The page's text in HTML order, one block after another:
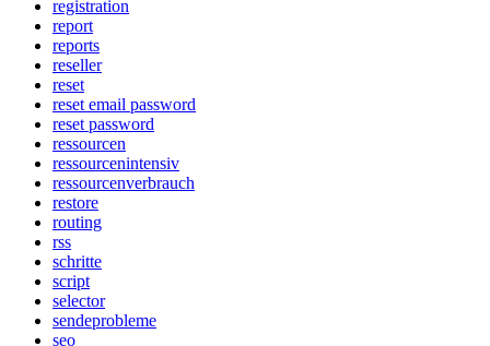
registration
report
reports
reseller
reset
reset email password
reset password
ressourcen
ressourcenintensiv
ressourcenverbrauch
restore
routing
rss
schritte
script
selector
sendeprobleme
seo